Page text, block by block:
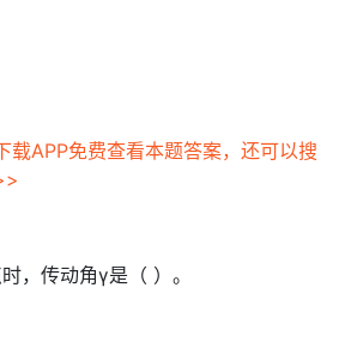
载APP免费查看本题答案，还可以搜
，传动角γ是（ ）。